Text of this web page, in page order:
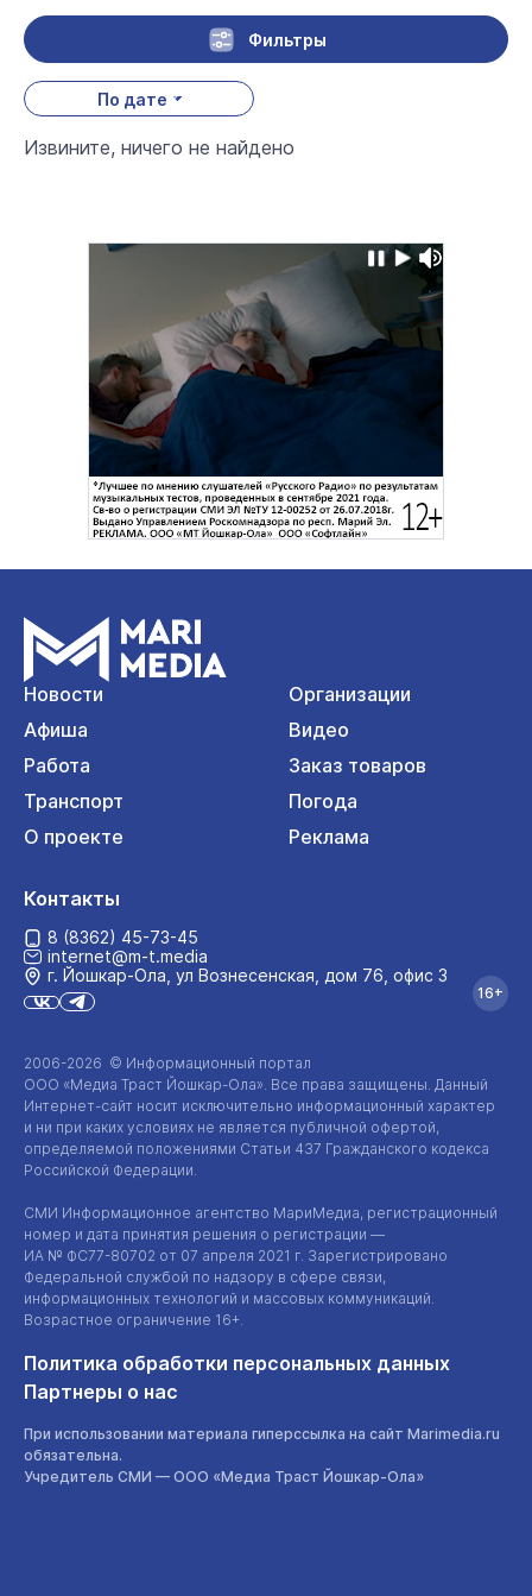
Фильтры
По дате
Извините, ничего не найдено
Новости
Организации
Афиша
Видео
Работа
Заказ товаров
Транспорт
Погода
О проекте
Реклама
2006-2026 © Информационный портал
ООО «Медиа Траст Йошкар-Ола». Все права защищены. Данный
Интернет-сайт носит исключительно информационный характер
и ни при каких условиях не является публичной офертой,
определяемой положениями Статьи 437 Гражданского кодекса
Российской Федерации.
СМИ Информационное агентство МариМедиа, регистрационный
номер и дата принятия решения о регистрации —
ИА № ФС77-80702 от 07 апреля 2021 г. Зарегистрировано
Федеральной службой по надзору в сфере связи,
информационных технологий и массовых коммуникаций.
Возрастное ограничение 16+.
Политика обработки персональных данных
Партнеры о нас
При использовании материала гиперссылка на сайт Marimedia.ru
обязательна.
Учредитель СМИ — ООО «Медиа Траст Йошкар-Ола»
Контакты
8 (8362) 45-73-45
internet@m-t.media
г. Йошкар‑Ола, ул Вознесенская, дом 76, офис 3
16+